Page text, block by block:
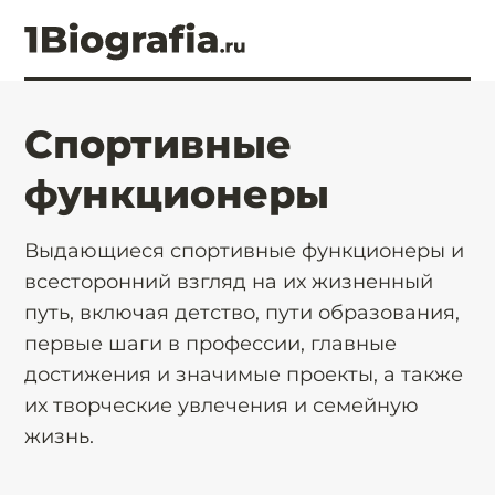
Спортивные
функционеры
Выдающиеся спортивные функционеры и
всесторонний взгляд на их жизненный
путь, включая детство, пути образования,
первые шаги в профессии, главные
достижения и значимые проекты, а также
их творческие увлечения и семейную
жизнь.